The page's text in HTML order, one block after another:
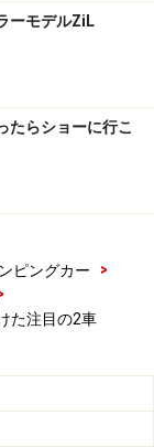
システムを組
として」ビル
り、そのバッ
。しかもバッ
リコールなど
ダーの間でも
誇る人気車
ーモデルZiL
たらショーに行こ
ピングカー
>
た注目の2車